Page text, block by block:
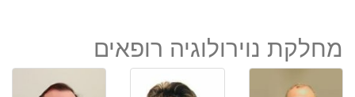
מחלקת נוירולוגיה רופאים